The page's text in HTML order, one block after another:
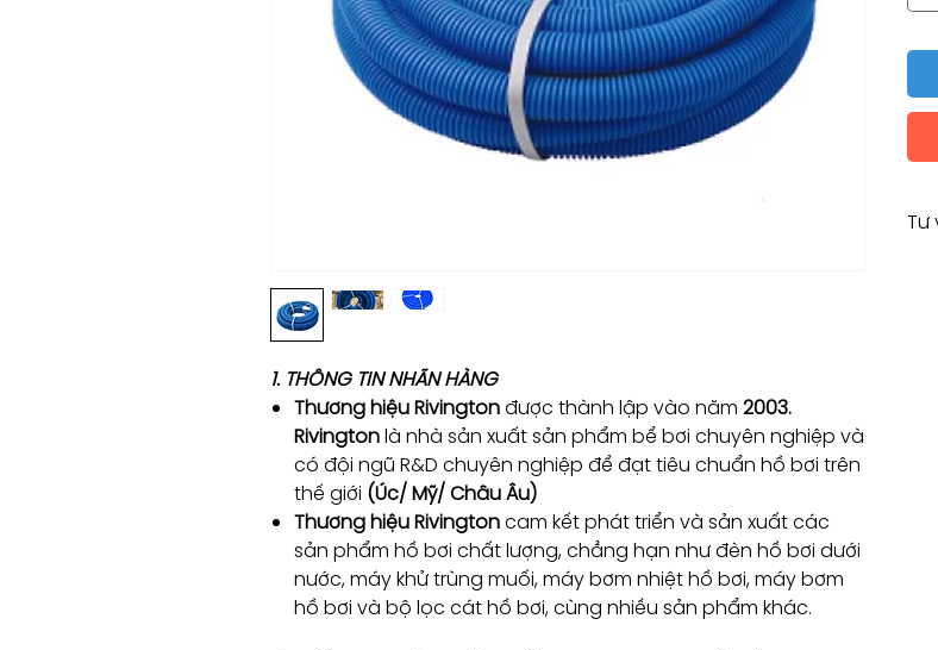
1. THÔNG TIN NHÃN HÀNG
Thương hiệu Rivingtonđược thành lập vào năm 2003.
Rivingtonlà nhà sản xuất sản phẩm bể bơi chuyên nghiệp và
có đội ngũ R&D chuyên nghiệp để đạt tiêu chuẩn hồ bơi trên
thế giới (Úc/ Mỹ/ Châu Âu)
Thương hiệu Rivingtoncam kết phát triển và sản xuất các
sản phẩm hồ bơi chất lượng, chẳng hạn như đèn hồ bơi dưới
nước, máy khử trùng muối, máy bơm nhiệt hồ bơi, máy bơm
hồ bơi và bộ lọc cát hồ bơi, cùng nhiều sản phẩm khác.
Tư